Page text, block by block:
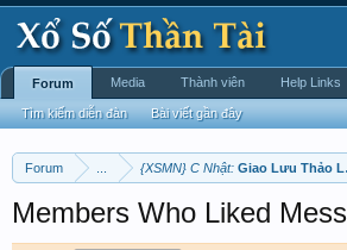
Forum {XSMN} C Nhật: Giao Lưu Thảo
Members Who Liked
Forum
Tìm kiếm diễn đàn Bài viết gần đây
Media Thành viên Help Links